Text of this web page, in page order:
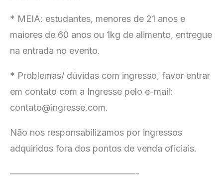
* MEIA: estudantes, menores de 21 anos e
maiores de 60 anos ou 1kg de alimento, entregue
na entrada no evento.
* Problemas/ dúvidas com ingresso, favor entrar
em contato com a Ingresse pelo e-mail:
contato@ingresse.com.
Não nos responsabilizamos por ingressos
adquiridos fora dos pontos de venda oficiais.
——————————————-